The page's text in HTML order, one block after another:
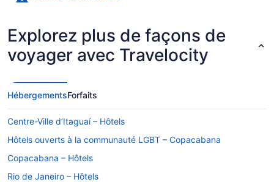
Explorez plus de façons de
voyager avec Travelocity
HébergementsForfaits
Centre-Ville d’Itaguaí – Hôtels
Hôtels ouverts à la communauté LGBT – Copacabana
Copacabana – Hôtels
Rio de Janeiro – Hôtels